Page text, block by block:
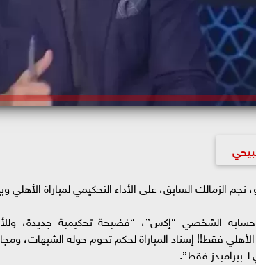
الزمالك السابق، على الأداء التحكيمي لمباراة الأهلي
الشخصي “إكس”، “فضيحة تحكيمية جديدة،
فقط!! إسناد المباراة لحكم تحوم حوله الشبهات،
⁧‫بيراميدز‬⁩ فقط”.